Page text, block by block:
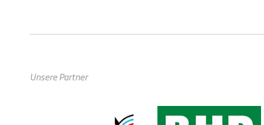
Unsere Partner